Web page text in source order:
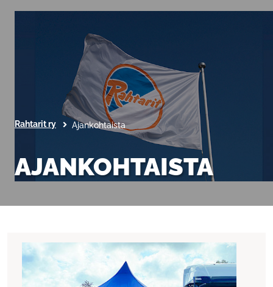
Rahtarit ry Ajankohtaista
AJANKOHTAISTA